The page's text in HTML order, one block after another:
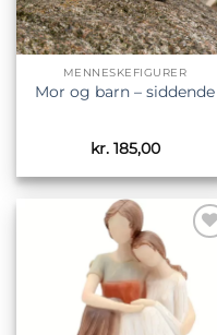
MENNESKEFIGURER
Mor og barn – siddende
kr.185,00
ønskeliste